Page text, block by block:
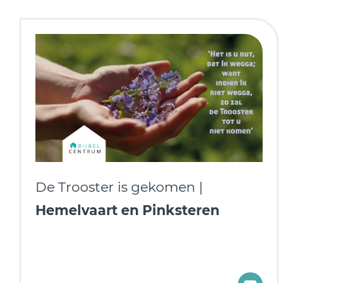
De Trooster is gekomen |
Hemelvaart en Pinksteren